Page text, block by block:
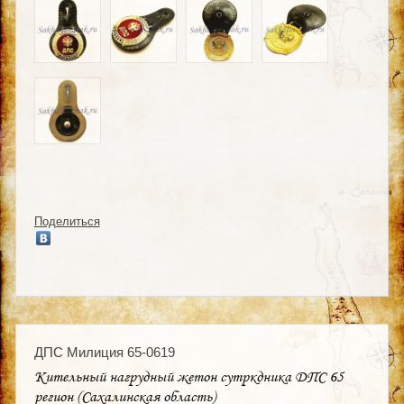
Поделиться
ДПС Милиция 65-0619
Кительный нагрудный жетон сутркдника ДПС 65
регион (Сахалинская область)